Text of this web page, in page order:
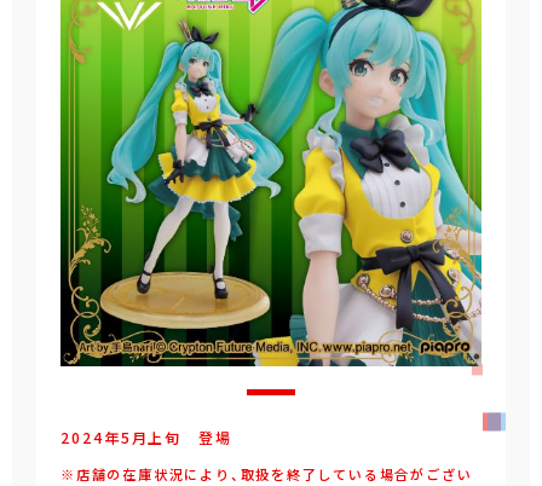
2024年5 月 上旬 登場
※店舗の在庫状況により、取扱を終了している場合がござい